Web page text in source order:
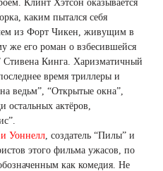
Клинт Хэтсон оказывается
каким пытался себя
из Форт Чикен, живущим в
же его роман о взбесившейся
Стивена Кинга. Харизматичный
время триллеры и
ведьм”, “Открытые окна”,
остальных актёров,
Уоннелл, создатель “Пилы” и
этого фильма ужасов, по
как комедия. Не